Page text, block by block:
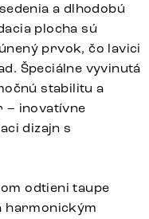
a dlhodobú
plocha sú
prvok, čo lavici
Špeciálne vyvinutá
stabilitu a
– inovatívne
dizajn s
odtieni taupe
harmonickým